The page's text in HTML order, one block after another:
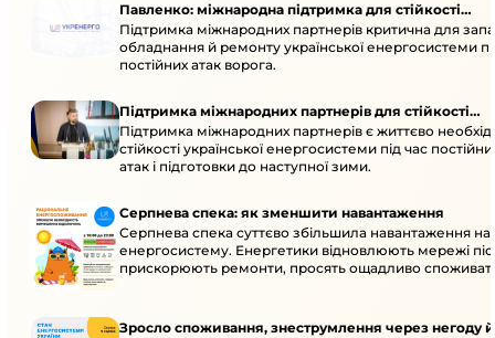
Павленко: міжнародна підтримка для стійкості
енергосистеми
Підтримка міжнародних партнерів критична для
обладнання й ремонту української енергосистеми
постійних атак ворога.
Підтримка міжнародних партнерів для стійкості
енергосистеми
Підтримка міжнародних партнерів є життєво
стійкості української енергосистеми під час
атак і підготовки до наступної зими.
Серпнева спека: як зменшити навантаження
Серпнева спека суттєво збільшила навантаження на
енергосистему. Енергетики відновлюють мережі
прискорюють ремонти, просять ощадливо
Зросло споживання, знеструмлення через негоду